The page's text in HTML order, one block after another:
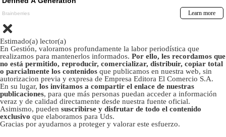
Estimado(a) lector(a)
En Gestión, valoramos profundamente la labor periodística que
realizamos para mantenerlos informados. Por ello, les recordamos que
no está permitido, reproducir, comercializar, distribuir, copiar total
o parcialmente los contenidos que publicamos en nuestra web, sin
autorizacion previa y expresa de Empresa Editora El Comercio S.A.
En su lugar, los invitamos a compartir el enlace de nuestras
publicaciones, para que más personas puedan acceder a información
veraz y de calidad directamente desde nuestra fuente oficial.
Asimismo, pueden suscribirse y disfrutar de todo el contenido
exclusivo que elaboramos para Uds.
Gracias por ayudarnos a proteger y valorar este esfuerzo.